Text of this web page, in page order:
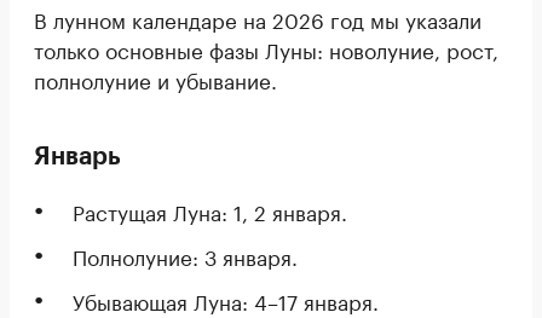
В лунном календаре на 2026 год мы указали
только основные фазы Луны: новолуние, рост,
полнолуние и убывание.
Январь
Растущая Луна: 1, 2 января.
Полнолуние: 3 января.
Убывающая Луна: 4–17 января.